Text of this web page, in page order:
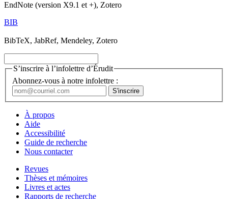
EndNote (version X9.1 et +), Zotero
BIB
BibTeX, JabRef, Mendeley, Zotero
S’inscrire à l’infolettre d’Érudit
Abonnez-vous à notre infolettre :
À propos
Aide
Accessibilité
Guide de recherche
Nous contacter
Revues
Thèses et mémoires
Livres et actes
Rapports de recherche